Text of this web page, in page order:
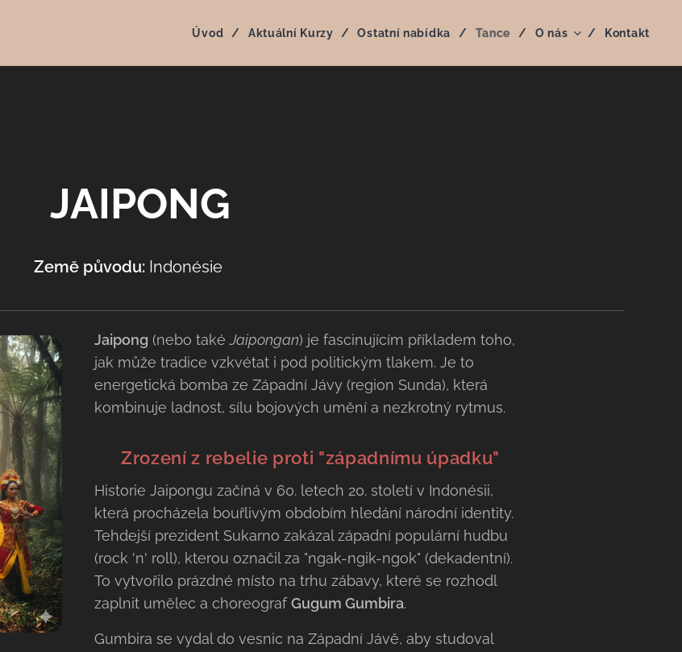
Úvod Aktuální Kurzy Ostatní nabídka Tance O nás Kontakt
JAIPONG
Země původu: Indonésie 🇮🇩
Jaipong (nebo takéJaipongan) je fascinujícím příkladem toho,
jak může tradice vzkvétat i pod politickým tlakem. Je to
energetická bomba ze Západní Jávy (region Sunda), která
kombinuje ladnost, sílu bojových umění a nezkrotný rytmus.
🎸 Zrození z rebelie proti "západnímu úpadku"
Historie Jaipongu začíná v 60. letech 20. století v Indonésii,
která procházela bouřlivým obdobím hledání národní identity.
Tehdejší prezident Sukarno zakázal západní populární hudbu
(rock 'n' roll), kterou označil za "ngak-ngik-ngok" (dekadentní).
To vytvořilo prázdné místo na trhu zábavy, které se rozhodl
zaplnit umělec a choreografGugum Gumbira.
Gumbira se vydal do vesnic na Západní Jávě, aby studoval